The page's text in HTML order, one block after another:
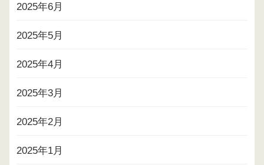
2025年6月
2025年5月
2025年4月
2025年3月
2025年2月
2025年1月